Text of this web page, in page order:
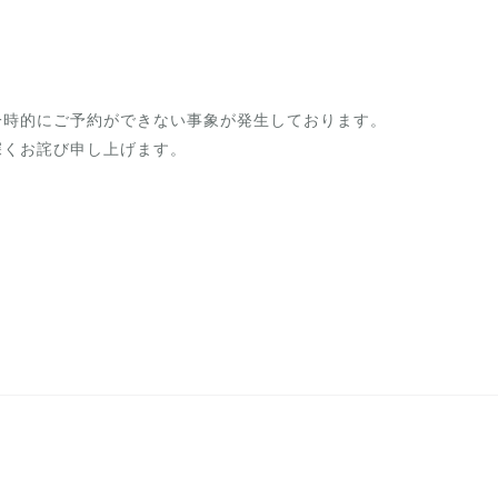
的にご予約ができない事象が発生しております。
お詫び申し上げます。